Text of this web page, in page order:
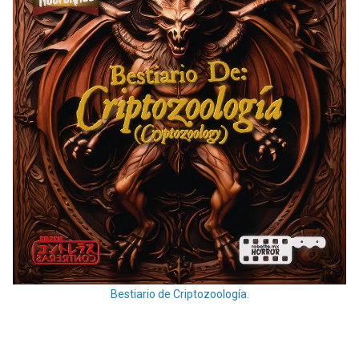
Bestiario de Criptozoología.